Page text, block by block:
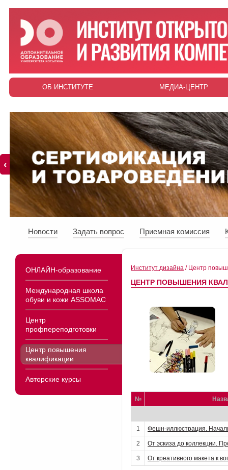
ОБ ИНСТИТУТЕ МЕДИА-ЦЕНТР
‹
Новости Задать вопрос Приемная комиссия
ОНЛАЙН-образование
Международная школа
обуви и кожи ASSOMAC
Центр
профпереподготовки
Центр повышения
квалификации
Авторские курсы
Институт дизайна / Центр
ЦЕНТР ПОВЫШЕНИЯ
№
1 Фешн-иллюстрация.
2 От эскиза до коллекции.
3 От креативного макета к